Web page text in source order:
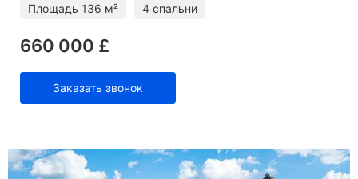
Площадь 136 м² 4 спальни
660 000 £
Заказать звонок